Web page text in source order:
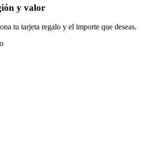
y valor
tu tarjeta regalo y el importe que deseas.